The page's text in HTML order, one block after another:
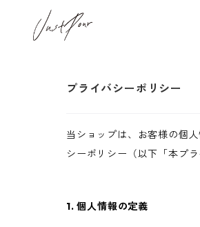
プライバシーポリシー
当ショップは、お客様の個
シーポリシー（以下「本プ
1. 個人情報の定義